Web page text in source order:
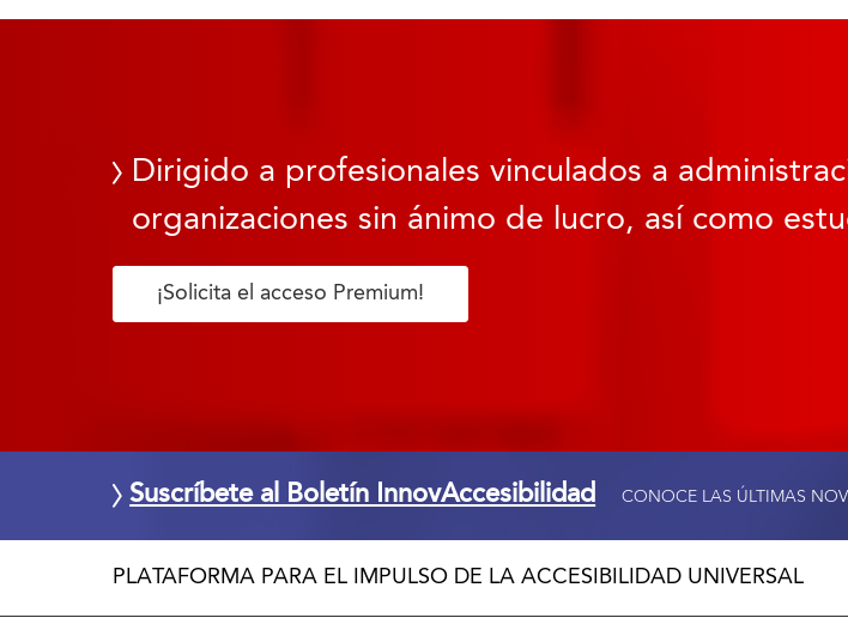
Dirigido a profesionales vinculados a
organizaciones sin ánimo de lucro, así como
¡Solicita el acceso Premium!
Suscríbete al Boletín InnovAccesibilidad CONOCE LAS ÚLTIMAS
PLATAFORMA PARA EL IMPULSO DE LA ACCESIBILIDAD UNIVERSAL